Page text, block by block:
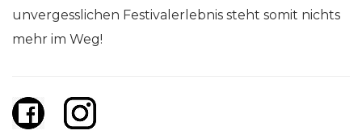
unvergesslichen Festivalerlebnis steht somit nichts
mehr im Weg!